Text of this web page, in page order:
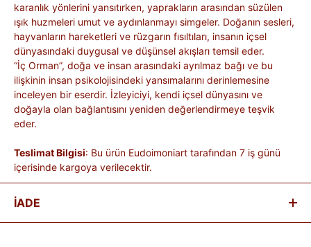
karanlık yönlerini yansıtırken, yaprakların arasından süzülen
ışık huzmeleri umut ve aydınlanmayı simgeler. Doğanın sesleri,
hayvanların hareketleri ve rüzgarın fısıltıları, insanın içsel
dünyasındaki duygusal ve düşünsel akışları temsil eder.
“İç Orman”, doğa ve insan arasındaki ayrılmaz bağı ve bu
ilişkinin insan psikolojisindeki yansımalarını derinlemesine
inceleyen bir eserdir. İzleyiciyi, kendi içsel dünyasını ve
doğayla olan bağlantısını yeniden değerlendirmeye teşvik
eder.
Teslimat Bilgisi: Bu ürün Eudoimoniart tarafından 7 iş günü
içerisinde kargoya verilecektir.
İADE